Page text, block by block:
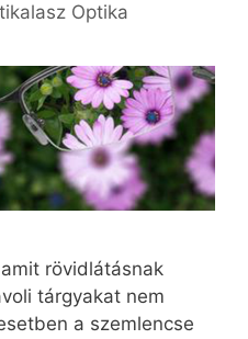
Optika
rövidlátásnak
tárgyakat nem
a szemlencse